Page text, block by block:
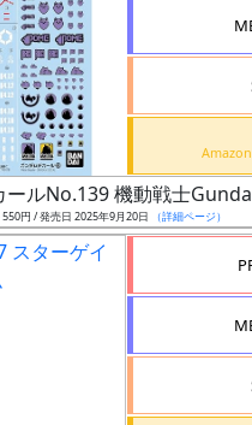
ールNo.139 機動戦士
円 / 発売日 2025年9月20日 （詳細ページ）